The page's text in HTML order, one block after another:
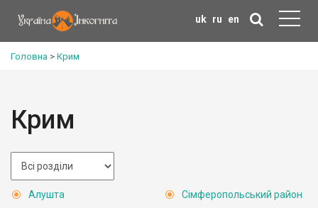
uk ru en
Головна > Крим
Крим
Алушта
Сімферопольський район